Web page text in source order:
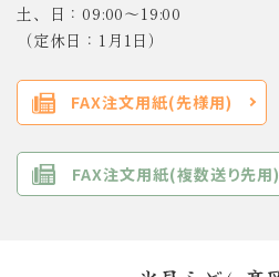
土、日：09:00～19:00
（定休日：1月1日）
FAX注文用紙(先様用)
FAX注文用紙(複数送り先用)